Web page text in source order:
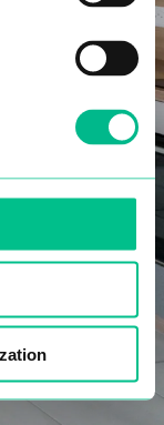
la política de